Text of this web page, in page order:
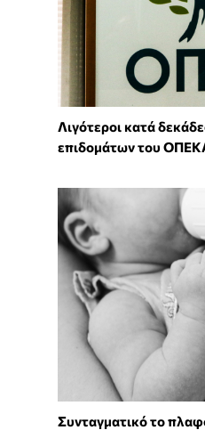
Λιγότεροι κατά
επιδομάτων του
Συνταγματικό το